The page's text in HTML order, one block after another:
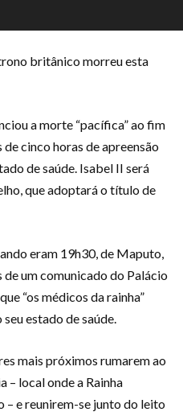
britânico morreu esta
a morte “pacífica” ao fim
cinco horas de apreensão
de saúde. Isabel II será
que adoptará o título de
eram 19h30, de Maputo,
um comunicado do Palácio
“os médicos da rainha”
estado de saúde.
mais próximos rumarem ao
– local onde a Rainha
– e reunirem-se junto do leito